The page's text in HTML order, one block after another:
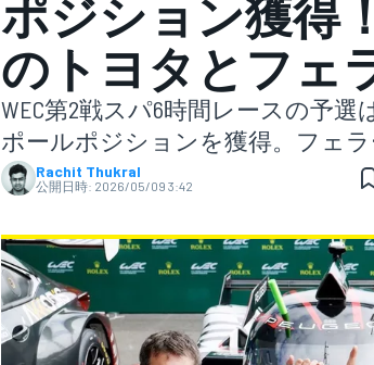
スーパーフォーミュラ
スーパーGT
ポジション獲得
のトヨタとフェ
WEC第2戦スパ6時間レースの予
ポールポジションを獲得。フェ
Rachit Thukral
公開日時: 2026/05/09 3:42